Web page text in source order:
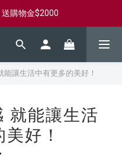
購物金$2000
購物金$2000
免運，快速出貨
能讓生活中有更多的美好！
就能讓生活
好！